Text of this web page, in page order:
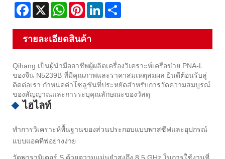
Facebook
X WhatsAppPinterestLinkedIn
รายละเอียดสินค้า
Qihang เป็นผู้นำมืออาชีพผู้ผลิตเครื่องวิเคราะห์เครือข่าย PNA-L
ของจีน N5239B ที่มีคุณภาพและราคาสมเหตุสมผล ยินดีต้อนรับสู่
ติดต่อเรา กำหนดค่าโซลูชันที่ประหยัดสำหรับการวัดความสมบูรณ์
ของสัญญาณและการระบุคุณลักษณะของวัสดุ
ไฮไลท์
ทำการวิเคราะห์พื้นฐานของส่วนประกอบแบบพาสซีฟและอุปกรณ์
แบบแอคทีฟอย่างง่าย